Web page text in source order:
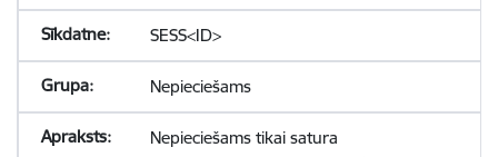
SESS<ID>
Nepieciešams
Nepieciešams tikai satura